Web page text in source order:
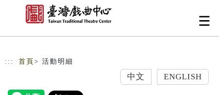
跳到主要內容
網站導覽
::: 首頁 > 活動明細
中文 ENGLISH